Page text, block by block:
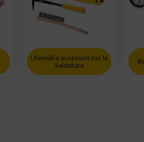
Utensili e accessori per la
Saldatura